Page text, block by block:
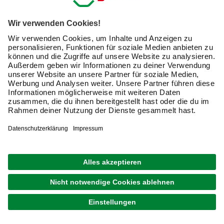
Sicher. Robust. Bereit für alles.
Ob auf der Baustelle, in der Werkstatt oder beim
Heimwerken – wenn’s drauf ankommt, brauchst Du
Ausrüstung, die mitmacht. Von Kopf bis Fuß gut geschützt
und bestens vorbereitet: Hier findest Du alles, was Dich
zuverlässig durch den Arbeitsalltag bringt.
Arbeitskleidung
Baustellenabsicherung